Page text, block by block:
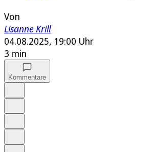
Von
Lisanne Krill
04.08.2025, 19:00 Uhr
3 min
Kommentare